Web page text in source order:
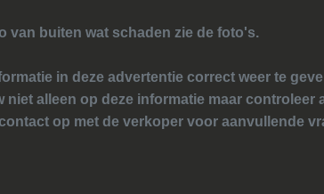
van buiten wat schaden zie de foto's.
in deze advertentie correct weer te
alleen op deze informatie maar
op met de verkoper voor aanvullende